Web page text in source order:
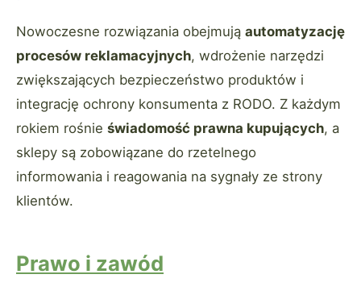
Nowoczesne rozwiązania obejmują automatyzację
procesów reklamacyjnych, wdrożenie narzędzi
zwiększających bezpieczeństwo produktów i
integrację ochrony konsumenta z RODO. Z każdym
rokiem rośnie świadomość prawna kupujących, a
sklepy są zobowiązane do rzetelnego
informowania i reagowania na sygnały ze strony
klientów.
Prawo i zawód